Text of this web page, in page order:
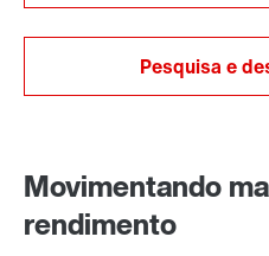
Pesquisa e
Movimentando
rendimento